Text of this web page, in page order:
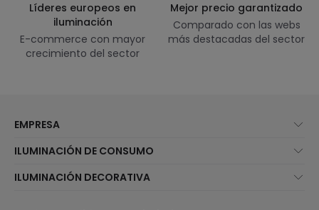
Líderes europeos en
iluminación
E-commerce con mayor
crecimiento del sector
Mejor precio garantizado
Comparado con las webs
más destacadas del sector
EMPRESA
Atención al cliente
Métodos de envío
ILUMINACIÓN DE CONSUMO
Marcas
ILUMINACIÓN DECORATIVA